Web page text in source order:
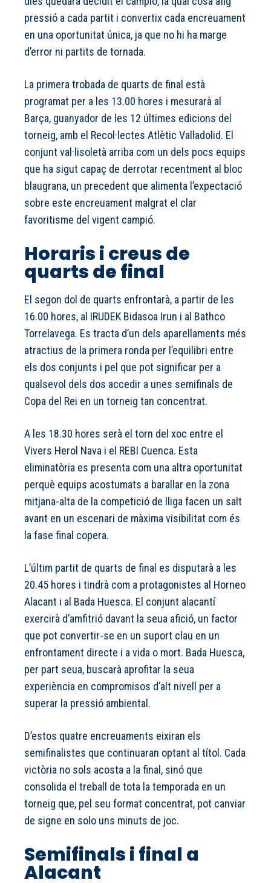
pressió a cada partit i convertix cada encreuament
en una oportunitat única, ja que no hi ha marge
d’error ni partits de tornada.
La primera trobada de quarts de final està
programat per a les 13.00 hores i mesurarà al
Barça, guanyador de les 12 últimes edicions del
torneig, amb el Recol·lectes Atlètic Valladolid. El
conjunt val·lisoletà arriba com un dels pocs equips
que ha sigut capaç de derrotar recentment al bloc
blaugrana, un precedent que alimenta l’expectació
sobre este encreuament malgrat el clar
favoritisme del vigent campió.
Horaris i creus de
quarts de final
El segon dol de quarts enfrontarà, a partir de les
16.00 hores, al IRUDEK Bidasoa Irun i al Bathco
Torrelavega. Es tracta d’un dels aparellaments més
atractius de la primera ronda per l’equilibri entre
els dos conjunts i pel que pot significar per a
qualsevol dels dos accedir a unes semifinals de
Copa del Rei en un torneig tan concentrat.
A les 18.30 hores serà el torn del xoc entre el
Vivers Herol Nava i el REBI Cuenca. Esta
eliminatòria es presenta com una altra oportunitat
perquè equips acostumats a barallar en la zona
mitjana-alta de la competició de lliga facen un salt
avant en un escenari de màxima visibilitat com és
la fase final copera.
L’últim partit de quarts de final es disputarà a les
20.45 hores i tindrà com a protagonistes al Horneo
Alacant i al Bada Huesca. El conjunt alacantí
exercirà d’amfitrió davant la seua afició, un factor
que pot convertir-se en un suport clau en un
enfrontament directe i a vida o mort. Bada Huesca,
per part seua, buscarà aprofitar la seua
experiència en compromisos d’alt nivell per a
superar la pressió ambiental.
D’estos quatre encreuaments eixiran els
semifinalistes que continuaran optant al títol. Cada
victòria no sols acosta a la final, sinó que
consolida el treball de tota la temporada en un
torneig que, pel seu format concentrat, pot canviar
de signe en solo uns minuts de joc.
Semifinals i final a
Alacant